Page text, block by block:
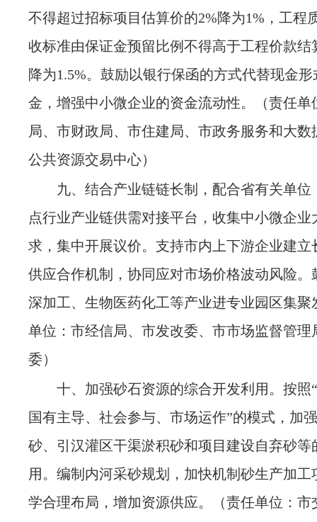
不得超过招标项目估算价的2%降为1%，工程
收标准由保证金预留比例不得高于工程价款结
降为1.5%。鼓励以银行保函的方式代替现金
金，增强中小微企业的资金流动性。
（责任
局、市财政局、市住建局、市政务服务和大数
公共资源交易中心）
九、结合产业链链长制，配合省有关单位
点行业产业链供需对接平台，收集中小微企业
求，集中开展议价。支持市内上下游企业建立
供应合作机制，协同应对市场价格波动风险。
深加工、生物医药化工等产业进专业园区集聚
单位：市经信局、市发改委、市市场监督管理
委）
十、加强砂石资源的综合开发利用。按照
国有主导、社会参与、市场运作”的模式，加
砂、引汉灌区干渠淤积砂和项目建设自弃砂等
用。编制内河采砂规划，加快机制砂生产加工
学合理布局，增加资源供应。
（责任单位：